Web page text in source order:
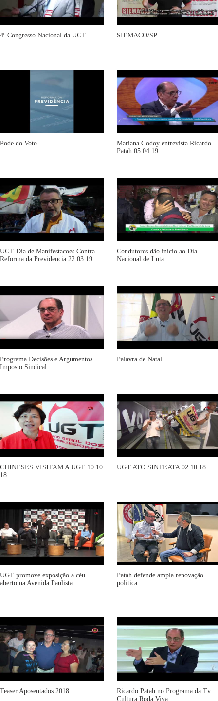
4º Congresso Nacional da UGT SIEMACO/SP
Pode do Voto
Mariana Godoy entrevista Ricardo
Patah 05 04 19
UGT Dia de Manifestacoes Contra
Reforma da Previdencia 22 03 19
Condutores dão início ao Dia
Nacional de Luta
Programa Decisões e Argumentos
Imposto Sindical
Palavra de Natal
CHINESES VISITAM A UGT 10 10
18
UGT ATO SINTEATA 02 10 18
UGT promove exposição a céu
aberto na Avenida Paulista
Patah defende ampla renovação
política
Teaser Aposentados 2018
Ricardo Patah no Programa da Tv
Cultura Roda Viva